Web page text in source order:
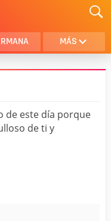
MÁS
AMOR
HIJA
de este día porque
de ti y